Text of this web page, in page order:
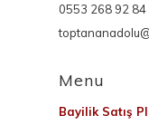
0553 268 92 84
Menu
Bayilik Satış